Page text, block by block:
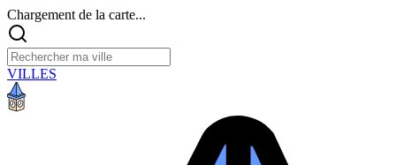
Chargement de la carte...
VILLES